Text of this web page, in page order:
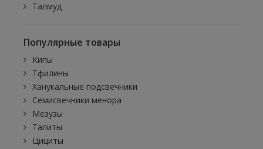
Талмуд
Популярные товары
Кипы
Тфилины
Ханукальные подсвечники
Семисвечники менора
Мезузы
Талиты
Цициты